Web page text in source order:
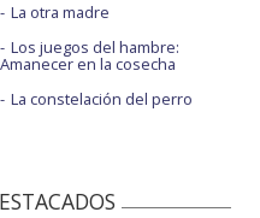
La otra madre
Los juegos del hambre:
Amanecer en la cosecha
La constelación del perro